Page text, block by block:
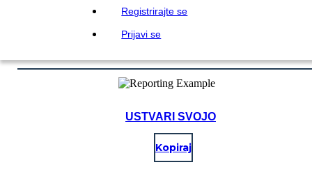
Registrirajte se
Prijavi se
USTVARI SVOJO
Kopiraj